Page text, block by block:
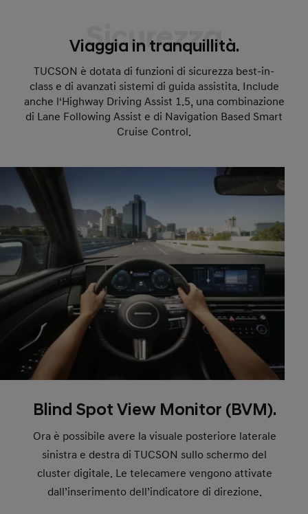
Sicurezza
Viaggia in tranquillità.
TUCSON è dotata di funzioni di sicurezza best-in-
class e di avanzati sistemi di guida assistita. Include
anche l‘Highway Driving Assist 1.5, una combinazione
di Lane Following Assist e di Navigation Based Smart
Cruise Control.
Blind Spot View Monitor (BVM).
Ora è possibile avere la visuale posteriore laterale
sinistra e destra di TUCSON sullo schermo del
cluster digitale. Le telecamere vengono attivate
dall’inserimento dell’indicatore di direzione.